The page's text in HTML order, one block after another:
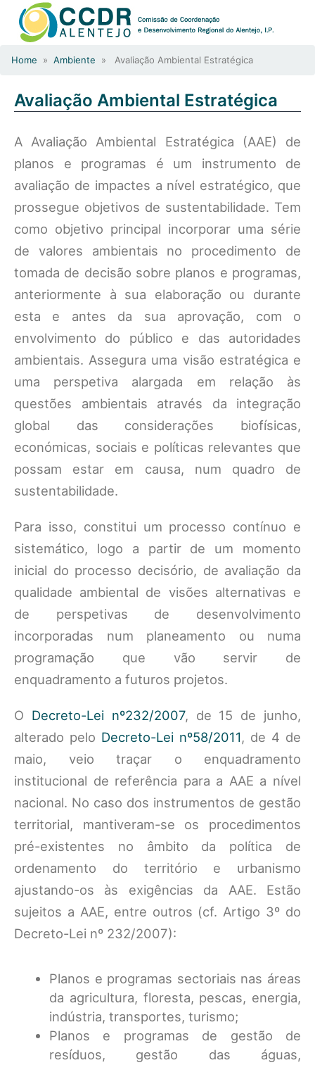
Home » Ambiente » Avaliação Ambiental Estratégica
Avaliação Ambiental Estratégica
A Avaliação Ambiental Estratégica (AAE) de
planos e programas é um instrumento de
avaliação de impactes a nível estratégico, que
prossegue objetivos de sustentabilidade. Tem
como objetivo principal incorporar uma série
de valores ambientais no procedimento de
tomada de decisão sobre planos e programas,
anteriormente à sua elaboração ou durante
esta e antes da sua aprovação, com o
envolvimento do público e das autoridades
ambientais. Assegura uma visão estratégica e
uma perspetiva alargada em relação às
questões ambientais através da integração
global das considerações biofísicas,
económicas, sociais e políticas relevantes que
possam estar em causa, num quadro de
sustentabilidade.
Para isso, constitui um processo contínuo e
sistemático, logo a partir de um momento
inicial do processo decisório, de avaliação da
qualidade ambiental de visões alternativas e
de perspetivas de desenvolvimento
incorporadas num planeamento ou numa
programação que vão servir de
enquadramento a futuros projetos.
O Decreto-Lei nº232/2007, de 15 de junho,
alterado pelo Decreto-Lei nº58/2011, de 4 de
maio, veio traçar o enquadramento
institucional de referência para a AAE a nível
nacional. No caso dos instrumentos de gestão
territorial, mantiveram-se os procedimentos
pré-existentes no âmbito da política de
ordenamento do território e urbanismo
ajustando-os às exigências da AAE. Estão
sujeitos a AAE, entre outros (cf. Artigo 3º do
Decreto-Lei nº 232/2007):
Planos e programas sectoriais nas áreas
da agricultura, floresta, pescas, energia,
indústria, transportes, turismo;
Planos e programas de gestão de
resíduos, gestão das águas,